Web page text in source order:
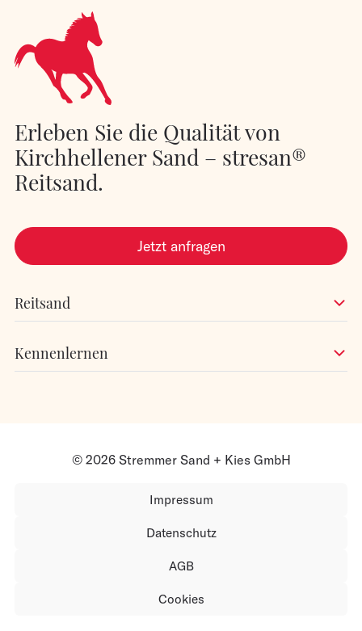
Erleben Sie die Qualität von
Kirchhellener Sand – stresan®
Reitsand.
Jetzt anfragen
Reitsand
Kennenlernen
© 2026 Stremmer Sand + Kies GmbH
Impressum
Datenschutz
AGB
Cookies